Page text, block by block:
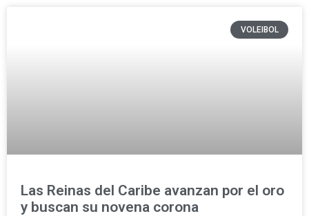
VOLEIBOL
Las Reinas del Caribe avanzan por el oro
y buscan su novena corona